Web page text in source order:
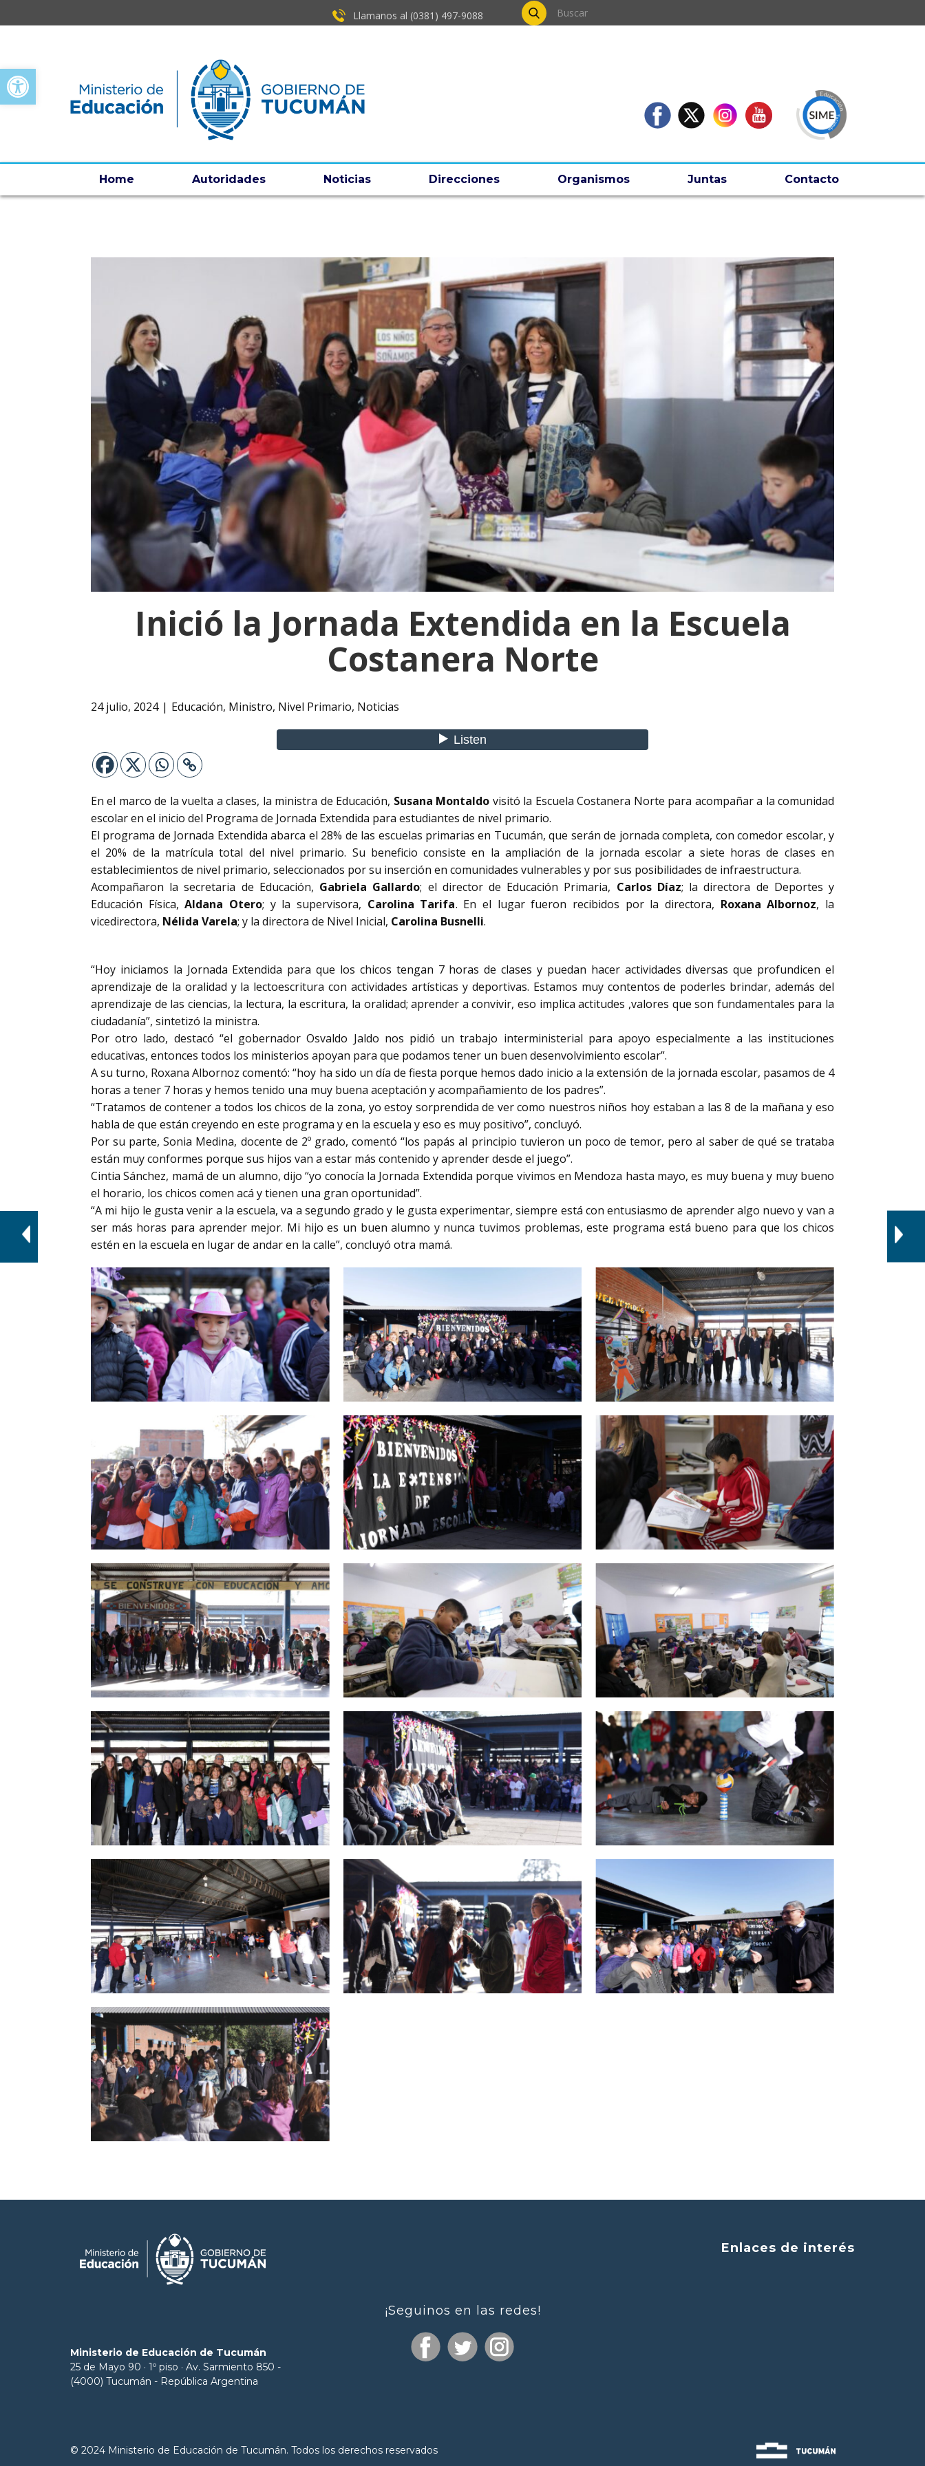
Open toolbar
Llamanos al (0381) ​497-9088
Home Autoridades Noticias Direcciones Organismos Juntas Contacto
Inició la Jornada Extendida en la Escuela
Costanera Norte
24 julio, 2024 Educación, Ministro, Nivel Primario, Noticias
En el marco de la vuelta a clases, la ministra de Educación, Susana Montaldo visitó la Escuela Costanera Norte para acompañar a la comunidad
escolar en el inicio del Programa de Jornada Extendida para estudiantes de nivel primario.
El programa de Jornada Extendida abarca el 28% de las escuelas primarias en Tucumán, que serán de jornada completa, con comedor escolar, y
el 20% de la matrícula total del nivel primario. Su beneficio consiste en la ampliación de la jornada escolar a siete horas de clases en
establecimientos de nivel primario, seleccionados por su inserción en comunidades vulnerables y por sus posibilidades de infraestructura.
Acompañaron la secretaria de Educación, Gabriela Gallardo; el director de Educación Primaria, Carlos Díaz; la directora de Deportes y
Educación Física,Aldana Otero; y la supervisora, Carolina Tarifa. En el lugar fueron recibidos por la directora, Roxana Albornoz, la
vicedirectora, Nélida Varela; y la directora de Nivel Inicial, Carolina Busnelli.
“Hoy iniciamos la Jornada Extendida para que los chicos tengan 7 horas de clases y puedan hacer actividades diversas que profundicen el
aprendizaje de la oralidad y la lectoescritura con actividades artísticas y deportivas. Estamos muy contentos de poderles brindar, además del
aprendizaje de las ciencias, la lectura, la escritura, la oralidad; aprender a convivir, eso implica actitudes ,valores que son fundamentales para la
ciudadanía”, sintetizó la ministra.
Por otro lado, destacó “el gobernador Osvaldo Jaldo nos pidió un trabajo interministerial para apoyo especialmente a las instituciones
educativas, entonces todos los ministerios apoyan para que podamos tener un buen desenvolvimiento escolar”.
A su turno, Roxana Albornoz comentó: “hoy ha sido un día de fiesta porque hemos dado inicio a la extensión de la jornada escolar, pasamos de 4
horas a tener 7 horas y hemos tenido una muy buena aceptación y acompañamiento de los padres”.
“Tratamos de contener a todos los chicos de la zona, yo estoy sorprendida de ver como nuestros niños hoy estaban a las 8 de la mañana y eso
habla de que están creyendo en este programa y en la escuela y eso es muy positivo”, concluyó.
Por su parte, Sonia Medina, docente de 2º grado, comentó “los papás al principio tuvieron un poco de temor, pero al saber de qué se trataba
están muy conformes porque sus hijos van a estar más contenido y aprender desde el juego”.
Cintia Sánchez, mamá de un alumno, dijo “yo conocía la Jornada Extendida porque vivimos en Mendoza hasta mayo, es muy buena y muy bueno
el horario, los chicos comen acá y tienen una gran oportunidad”.
“A mi hijo le gusta venir a la escuela, va a segundo grado y le gusta experimentar, siempre está con entusiasmo de aprender algo nuevo y van a
ser más horas para aprender mejor. Mi hijo es un buen alumno y nunca tuvimos problemas, este programa está bueno para que los chicos
estén en la escuela en lugar de andar en la calle”, concluyó otra mamá.
Ministerio de Educación de Tucumán
25 de Mayo 90 · 1º piso · Av. Sarmiento 850 -
(4000) Tucumán - República Argentina
¡Seguinos en las redes!
Enlaces de interés
© 2024 Ministerio de Educación de Tucumán. Todos los derechos reservados